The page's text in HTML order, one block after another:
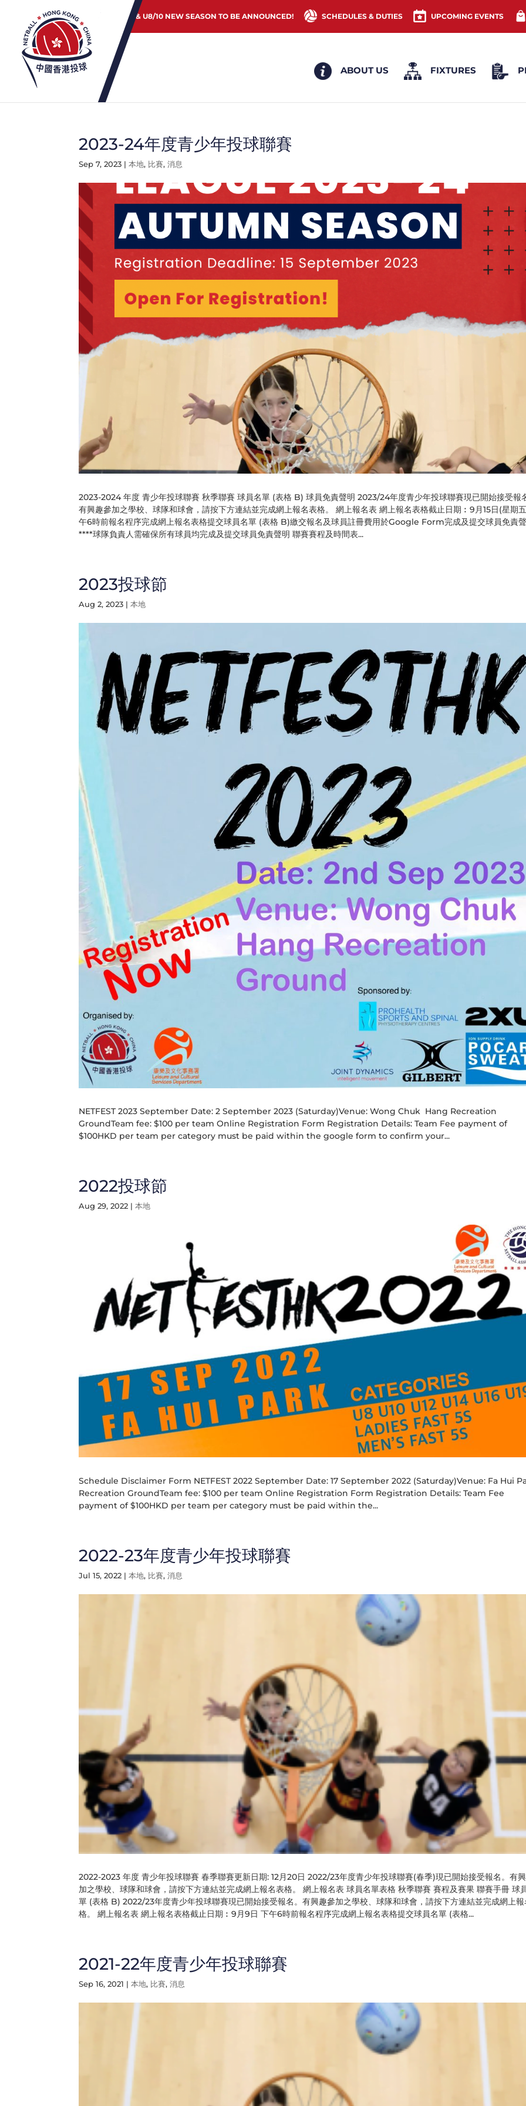
JUNIOR & U8/10 NEW SEASON TO BE ANNOUNCED! SCHEDULES & DUTIES UPCOMING EVENTS
ABOUT US FIXTURES
2023-24年度青少年投球聯賽
Sep 7, 2023 |本地, 比賽,消息
2023-2024 年度 青少年投球聯賽 秋季聯賽 球員名單 (表格 B) 球員免責聲明 2023/24年度青少年投球聯賽現已開始接受報
有興趣參加之學校、球隊和球會，請按下方連結並完成網上報名表格。 網上報名表 網上報名表格截止日期︰9月15日(星期
午6時前報名程序完成網上報名表格提交球員名單 (表格 B)繳交報名及球員註冊費用於Google Form完成及提交球員免責
****球隊負責人需確保所有球員均完成及提交球員免責聲明 聯賽賽程及時間表...
2023投球節
Aug 2, 2023 |本地
NETFEST 2023 September Date: 2 September 2023 (Saturday)Venue: Wong Chuk Hang Recreation
GroundTeam fee: $100 per team Online Registration Form Registration Details: Team Fee payment of
$100HKD per team per category must be paid within the google form to confirm your...
2022投球節
Aug 29, 2022 |本地
Schedule Disclaimer Form NETFEST 2022 September Date: 17 September 2022 (Saturday)Venue: Fa Hui
Recreation GroundTeam fee: $100 per team Online Registration Form Registration Details: Team Fee
payment of $100HKD per team per category must be paid within the...
2022-23年度青少年投球聯賽
Jul 15, 2022 |本地, 比賽,消息
2022-2023 年度 青少年投球聯賽 春季聯賽更新日期: 12月20日 2022/23年度青少年投球聯賽(春季)現已開始接受報名。有
加之學校、球隊和球會，請按下方連結並完成網上報名表格。 網上報名表 球員名單表格 秋季聯賽 賽程及賽果 聯賽手冊 球
單 (表格 B) 2022/23年度青少年投球聯賽現已開始接受報名。有興趣參加之學校、球隊和球會，請按下方連結並完成網上
格。 網上報名表 網上報名表格截止日期︰9月9日 下午6時前報名程序完成網上報名表格提交球員名單 (表格...
2021-22年度青少年投球聯賽
Sep 16, 2021 |本地, 比賽,消息